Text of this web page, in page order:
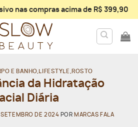
nas compras acima de R$ 399,90
E BANHO, LIFESTYLE ROSTO
da Hidratação
Diária
SETEMBRO DE 2024 POR MARCAS FALA